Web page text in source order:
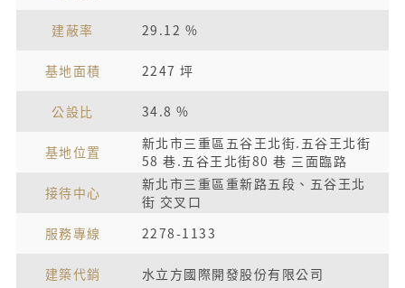
建蔽率 29.12 %
基地面積 2247 坪
公設比 34.8 %
基地位置
新北市三重區五谷王北街.五谷王北街
58 巷.五谷王北街80 巷 三面臨路
接待中心
新北市三重區重新路五段、五谷王北
街 交叉口
服務專線
2278-1133
建築代銷 水立方國際開發股份有限公司